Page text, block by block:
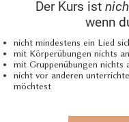
Der Kurs ist
wenn
nicht mindestens ein Lied
mit Körperübungen nichts
mit Gruppenübungen nichts
nicht vor anderen
möchtest